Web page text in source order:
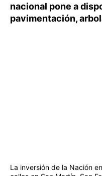
nacional pone a
pavimentación,
La inversión de la Nación